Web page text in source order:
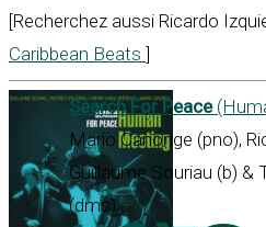
[Recherchez aussi Ricardo
Caribbean Beats ]
Search For Peace
Mario Canonge (pno),
Guillaume Souriau (b) &
(dms)